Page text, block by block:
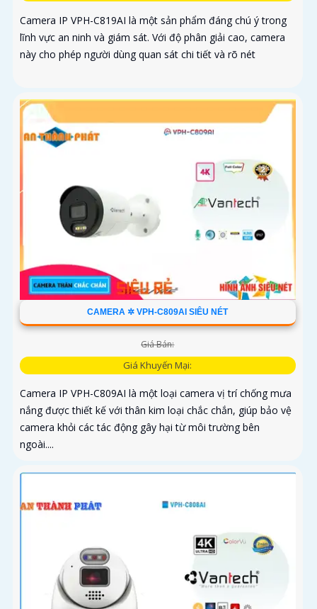
Camera IP VPH-C819AI là một sản phẩm đáng chú ý trong
lĩnh vực an ninh và giám sát. Với độ phân giải cao, camera
này cho phép người dùng quan sát chi tiết và rõ nét
CAMERA ✲ VPH-C809AI SIÊU NÉT
Giá Bán:
Giá Khuyến Mại:
Camera IP VPH-C809AI là một loại camera vị trí chống mưa
nắng được thiết kế với thân kim loại chắc chắn, giúp bảo vệ
camera khỏi các tác động gây hại từ môi trường bên
ngoài....